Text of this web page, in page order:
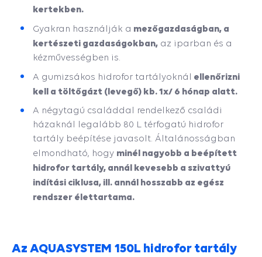
kertekben.
Gyakran használják a mezőgazdaságban, a
kertészeti gazdaságokban, az iparban és a
kézművességben is.
A gumizsákos hidrofor tartályoknál ellenőrizni
kell a töltőgázt (levegő) kb. 1x/ 6 hónap alatt.
A négytagú családdal rendelkező családi
házaknál legalább 80 L térfogatú hidrofor
tartály beépítése javasolt. Általánosságban
elmondható, hogy minél nagyobb a beépített
hidrofor tartály, annál kevesebb a szivattyú
indítási ciklusa, ill. annál hosszabb az egész
rendszer élettartama.
Az AQUASYSTEM 150L hidrofor tartály